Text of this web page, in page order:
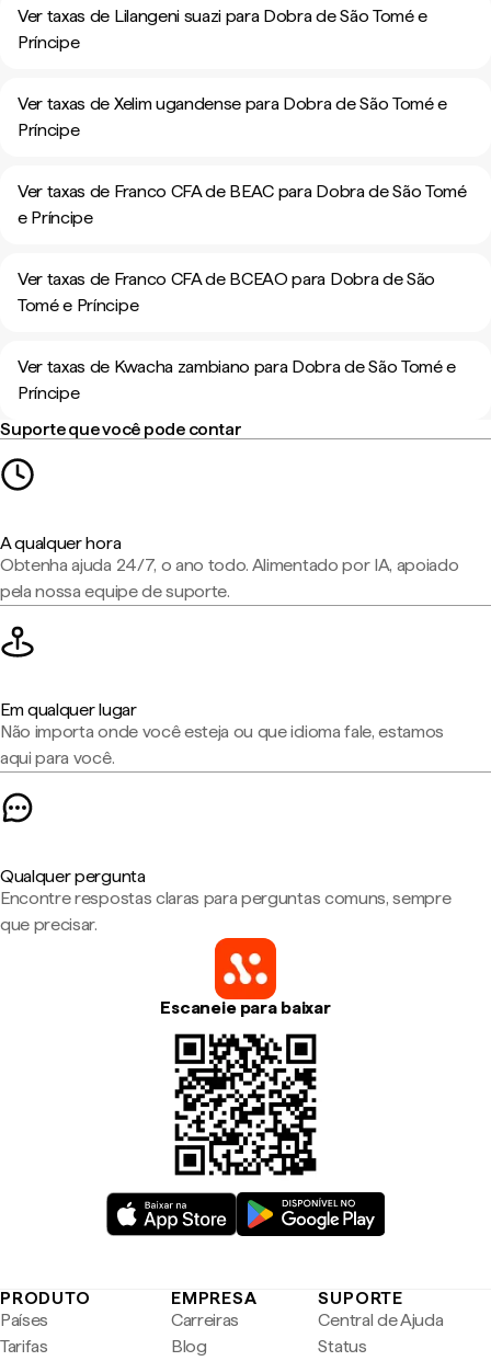
Ver taxas de Lilangeni suazi para Dobra de São Tomé e
Príncipe
Ver taxas de Xelim ugandense para Dobra de São Tomé e
Príncipe
Ver taxas de Franco CFA de BEAC para Dobra de São Tomé
e Príncipe
Ver taxas de Franco CFA de BCEAO para Dobra de São
Tomé e Príncipe
Ver taxas de Kwacha zambiano para Dobra de São Tomé e
Príncipe
Suporte que você pode contar
A qualquer hora
Obtenha ajuda 24/7, o ano todo. Alimentado por IA, apoiado
pela nossa equipe de suporte.
Em qualquer lugar
Não importa onde você esteja ou que idioma fale, estamos
aqui para você.
Qualquer pergunta
Encontre respostas claras para perguntas comuns, sempre
que precisar.
Escaneie para baixar
PRODUTO
Países
Tarifas
EMPRESA
Carreiras
Blog
SUPORTE
Central de Ajuda
Status